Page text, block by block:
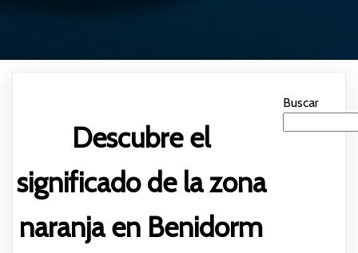
Descubre el
significado de la zona
naranja en Benidorm
Buscar